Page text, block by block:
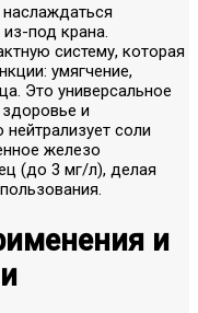
под крана.
систему, которая
умягчение,
Это универсальное
и
соли
железо
(до 3 мг/л), делая
и